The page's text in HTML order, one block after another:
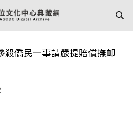
殺僑民一事請嚴提賠償撫卹